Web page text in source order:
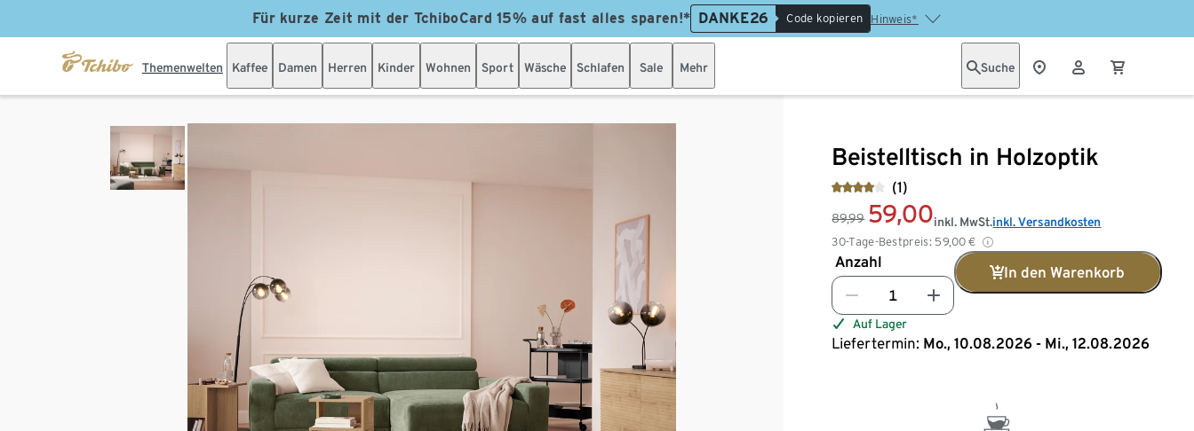
Für kurze Zeit mit der TchiboCard 15% auf fast alles sparen!* DANKE26 Code kopieren Hinweis*
Themenwelten Kaffee Damen Herren Kinder Wohnen Sport Wäsche Schlafen Sale Mehr Suche
Beistelltisch in Holzoptik
(1)
89,99 59,00
30-Tage-Bestpreis: 59,00 €
inkl. MwSt.inkl. Versandkosten
Anzahl
In den Warenkorb
Auf Lager
Liefertermin: Mo., 10.08.2026 - Mi., 12.08.2026